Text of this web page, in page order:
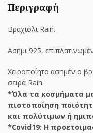
Περιγραφή
Βραχιόλι Rain.
Ασήμι 925,
Χειροποίητο ασημένιο
σειρά Rain.
*Όλα τα κοσμήματα
πιστοποίηση
και πολύτιμων ή
*Covid19: Η